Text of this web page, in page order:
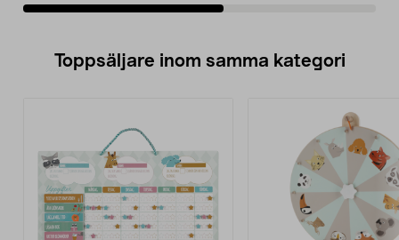
Toppsäljare inom samma kategori